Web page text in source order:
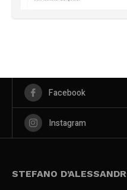
Facebook
Instagram
STEFANO